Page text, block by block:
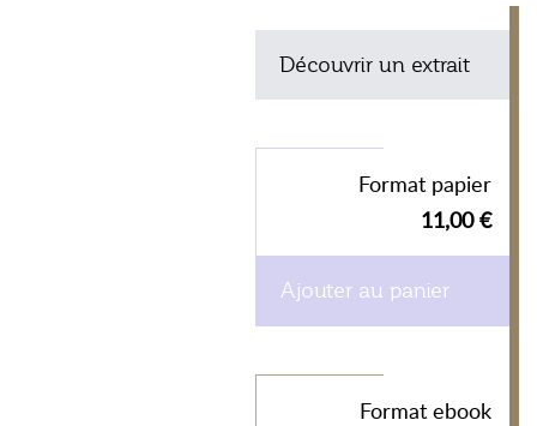
Découvrir un extrait
Format papier
11,00 €
Ajouter au panier
Format ebook